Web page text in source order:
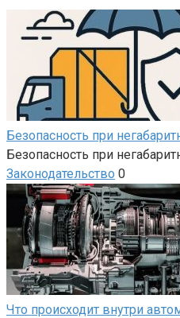
Безопасность при
Безопасность при
Законодательство 0
Что происходит внутри